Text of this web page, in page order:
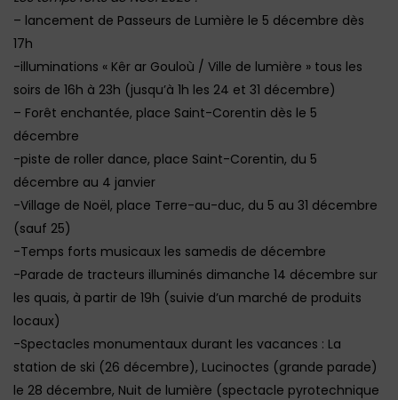
– lancement de Passeurs de Lumière le 5 décembre dès
17h
-illuminations « Kêr ar Gouloù / Ville de lumière » tous les
soirs de 16h à 23h (jusqu’à 1h les 24 et 31 décembre)
– Forêt enchantée, place Saint-Corentin dès le 5
décembre
-piste de roller dance, place Saint-Corentin, du 5
décembre au 4 janvier
-Village de Noël, place Terre-au-duc, du 5 au 31 décembre
(sauf 25)
-Temps forts musicaux les samedis de décembre
-Parade de tracteurs illuminés dimanche 14 décembre sur
les quais, à partir de 19h (suivie d’un marché de produits
locaux)
-Spectacles monumentaux durant les vacances : La
station de ski (26 décembre), Lucinoctes (grande parade)
le 28 décembre, Nuit de lumière (spectacle pyrotechnique